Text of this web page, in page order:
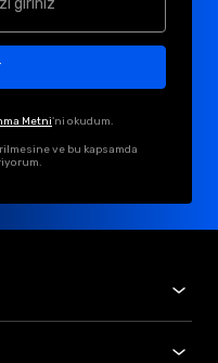
Metni'ni okudum.
ve bu kapsamda